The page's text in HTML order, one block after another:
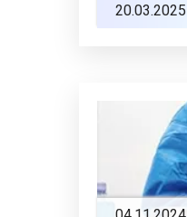
20.03.2025